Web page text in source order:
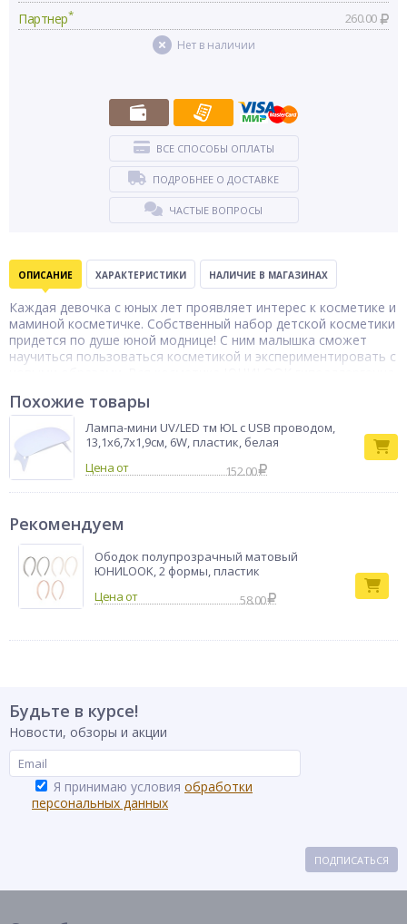
Партнер* 260.00
Нет в наличии
ВСЕ СПОСОБЫ ОПЛАТЫ
ПОДРОБНЕЕ О ДОСТАВКЕ
ЧАСТЫЕ ВОПРОСЫ
ОПИСАНИЕ ХАРАКТЕРИСТИКИ НАЛИЧИЕ В МАГАЗИНАХ
Каждая девочка с юных лет проявляет интерес к косметике и
маминой косметичке. Собственный набор детской косметики
придется по душе юной моднице! С ним малышка сможет
научиться пользоваться косметикой и экспериментировать с
набор входят: тени для век - 5 шт., помада для губ - 1 шт.,
кисточка - 1 шт., контейнер в форме лебедя - 1 шт. Размер
упаковки: 30,6х17,9 см.
Тип товара
косметика
Бренд
ЮНИLOOK
Похожие товары
Лампа-мини UV/LED тм ЮL с USB проводом,
13,1х6,7х1,9см, 6W, пластик, белая
Цена от
152.00
Рекомендуем
Ободок полупрозрачный матовый
ЮНИLOOK, 2 формы, пластик
58.00
Будьте в курсе!
Новости, обзоры и акции
Я принимаю условия обработки
персональных данных
ПОДПИСАТЬСЯ